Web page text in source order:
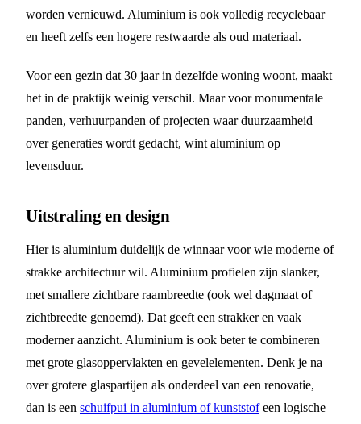
worden vernieuwd. Aluminium is ook volledig recyclebaar
en heeft zelfs een hogere restwaarde als oud materiaal.
Voor een gezin dat 30 jaar in dezelfde woning woont, maakt
het in de praktijk weinig verschil. Maar voor monumentale
panden, verhuurpanden of projecten waar duurzaamheid
over generaties wordt gedacht, wint aluminium op
levensduur.
Uitstraling en design
Hier is aluminium duidelijk de winnaar voor wie moderne of
strakke architectuur wil. Aluminium profielen zijn slanker,
met smallere zichtbare raambreedte (ook wel dagmaat of
zichtbreedte genoemd). Dat geeft een strakker en vaak
moderner aanzicht. Aluminium is ook beter te combineren
met grote glasoppervlakten en gevelelementen. Denk je na
over grotere glaspartijen als onderdeel van een renovatie,
dan is een schuifpui in aluminium of kunststofeen logische